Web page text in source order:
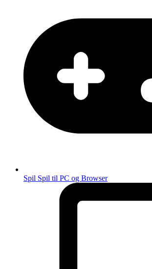
Spil Spil til PC og Browser